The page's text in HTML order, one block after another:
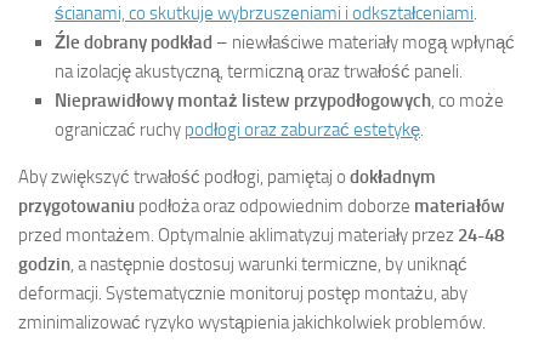
ścianami, co skutkuje wybrzuszeniami i odkształceniami.
Źle dobrany podkład – niewłaściwe materiały mogą wpłynąć
na izolację akustyczną, termiczną oraz trwałość paneli.
Nieprawidłowy montaż listew przypodłogowych, co może
ograniczać ruchy podłogi oraz zaburzać estetykę.
Aby zwiększyć trwałość podłogi, pamiętaj o dokładnym
przygotowaniu podłoża oraz odpowiednim doborze materiałów
przed montażem. Optymalnie aklimatyzuj materiały przez 24-48
godzin, a następnie dostosuj warunki termiczne, by uniknąć
deformacji. Systematycznie monitoruj postęp montażu, aby
zminimalizować ryzyko wystąpienia jakichkolwiek problemów.